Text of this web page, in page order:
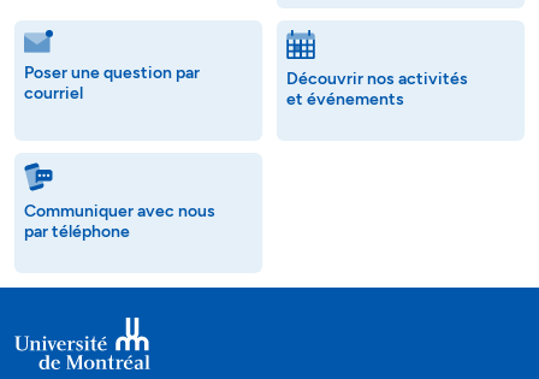
Poser une question par
courriel
Découvrir nos activités
et événements
Communiquer avec nous
par téléphone